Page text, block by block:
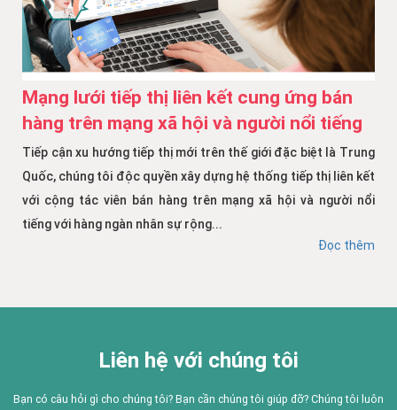
Mạng lưới tiếp thị liên kết cung ứng bán
hàng trên mạng xã hội và người nổi tiếng
Tiếp cận xu hướng tiếp thị mới trên thế giới đặc biệt là Trung
Quốc, chúng tôi độc quyền xây dựng hệ thống tiếp thị liên kết
với cộng tác viên bán hàng trên mạng xã hội và người nổi
tiếng với hàng ngàn nhân sự rộng...
Đọc thêm
Liên hệ với chúng tôi
Bạn có câu hỏi gì cho chúng tôi? Bạn cần chúng tôi giúp đỡ? Chúng tôi luôn